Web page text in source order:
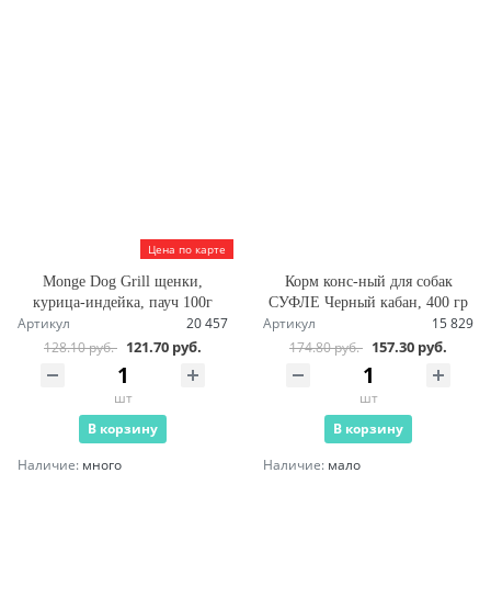
Цена по карте
Monge Dog Grill щенки,
курица-индейка, пауч 100г
Артикул
20 457
128.10 руб. 121.70 руб.
шт
В корзину
Наличие: много
Корм конс-ный для собак
СУФЛЕ Черный кабан, 400 гр
Артикул
15 829
174.80 руб. 157.30 руб.
шт
В корзину
Наличие: мало